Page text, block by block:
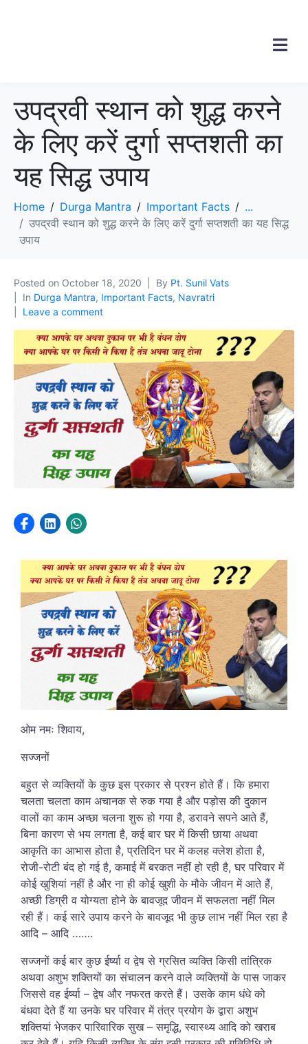
उपद्रवी स्थान को शुद्ध करने
के लिए करें दुर्गा सप्तशती का
यह सिद्ध उपाय
Home Durga Mantra Important Facts
...
उपद्रवी स्थान को शुद्ध करने के लिए करें दुर्गा सप्तशती का यह सिद्ध
उपाय
Posted on October 18, 2020 By Pt. Sunil Vats
In Durga Mantra, Important Facts, Navratri
Leave a comment
ओम नमः शिवाय,
सज्जनों
बहुत से व्यक्तियों के कुछ इस प्रकार से प्रश्न होते हैं। कि हमारा
चलता चलता काम अचानक से रुक गया है और पड़ोस की दुकान
वालों का काम अच्छा चलना शुरू हो गया है, डरावने सपने आते हैं,
बिना कारण से भय लगता है, कई बार घर में किसी छाया अथवा
आकृति का आभास होता है, प्रतिदिन घर में कलह क्लेश होता है,
रोजी-रोटी बंद हो गई है, कमाई में बरकत नहीं हो रही है, घर परिवार में
कोई खुशियां नहीं है और ना ही कोई खुशी के मौके जीवन में आते हैं,
अच्छी डिग्री व योग्यता होने के बावजूद जीवन में सफलता नहीं मिल
रही हैं। कई सारे उपाय करने के बावजूद भी कुछ लाभ नहीं मिल रहा है
आदि – आदि …….
सज्जनों कई बार कुछ ईर्ष्या व द्वेष से ग्रसित व्यक्ति किसी तांत्रिक
अथवा अशुभ शक्तियों का संचालन करने वाले व्यक्तियों के पास जाकर
जिससे वह ईर्ष्या – द्वेष और नफरत करते हैं। उसके काम धंधे को
बंधवा देते हैं या उनके घर परिवार में तंत्र प्रयोग के द्वारा अशुभ
शक्तियां भेजकर पारिवारिक सुख – समृद्धि, स्वास्थ्य आदि को खराब